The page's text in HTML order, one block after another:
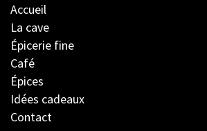
Accueil
La cave
Épicerie fine
Café
Épices
Idées cadeaux
Contact